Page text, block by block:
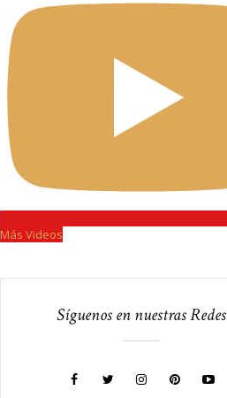
Más Videos
Síguenos en nuestras Redes